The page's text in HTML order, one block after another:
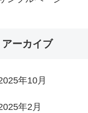
アーカイブ
年10月
年2月